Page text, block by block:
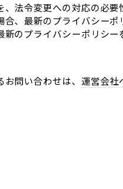
法令変更への対応の必
、最新のプライバシー
のプライバシーポリシー
問い合わせは、 運営会社